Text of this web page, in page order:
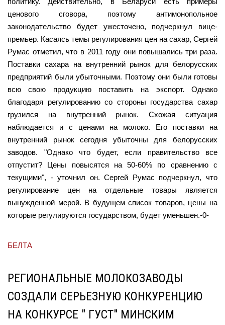
ценового сговора, поэтому антимонопольное
законодательство будет ужесточено, подчеркнул вице-
премьер. Касаясь темы регулирования цен на сахар, Сергей
Румас отметил, что в 2011 году они повышались три раза.
Поставки сахара на внутренний рынок для белорусских
предприятий были убыточными. Поэтому они были готовы
всю свою продукцию поставить на экспорт. Однако
благодаря регулированию со стороны государства сахар
грузился на внутренний рынок. Схожая ситуация
наблюдается и с ценами на молоко. Его поставки на
внутренний рынок сегодня убыточны для белорусских
заводов. "Однако что будет, если правительство все
отпустит? Цены повысятся на 50-60% по сравнению с
текущими", - уточнил он. Сергей Румас подчеркнул, что
регулирование цен на отдельные товары является
вынужденной мерой. В будущем список товаров, цены на
которые регулируются государством, будет уменьшен.-0-
БЕЛТА
РЕГИОНАЛЬНЫЕ МОЛОКОЗАВОДЫ
СОЗДАЛИ СЕРЬЕЗНУЮ КОНКУРЕНЦИЮ
НА КОНКУРСЕ " ГУСТ" МИНСКИМ